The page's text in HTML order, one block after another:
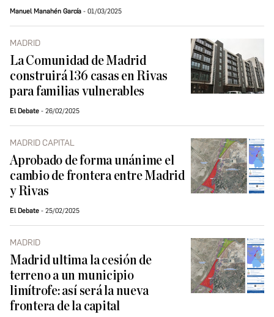
Manuel Manahén García 01/03/2025
MADRID
La Comunidad de Madrid
construirá 136 casas en Rivas
para familias vulnerables
El Debate 26/02/2025
MADRID CAPITAL
Aprobado de forma unánime el
cambio de frontera entre Madrid
y Rivas
El Debate 25/02/2025
MADRID
Madrid ultima la cesión de
terreno a un municipio
limítrofe: así será la nueva
frontera de la capital